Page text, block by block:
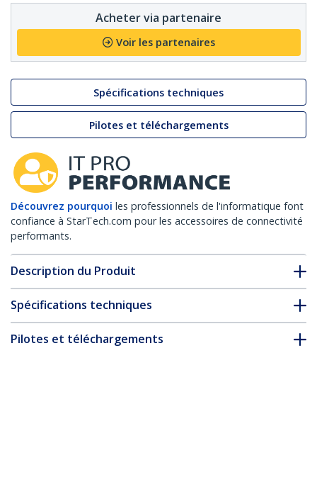
Acheter via partenaire
Voir les partenaires
Spécifications techniques
Pilotes et téléchargements
Découvrez pourquoi les professionnels de l'informatique font
confiance à StarTech.com pour les accessoires de connectivité
performants.
Description du Produit
Spécifications techniques
Pilotes et téléchargements